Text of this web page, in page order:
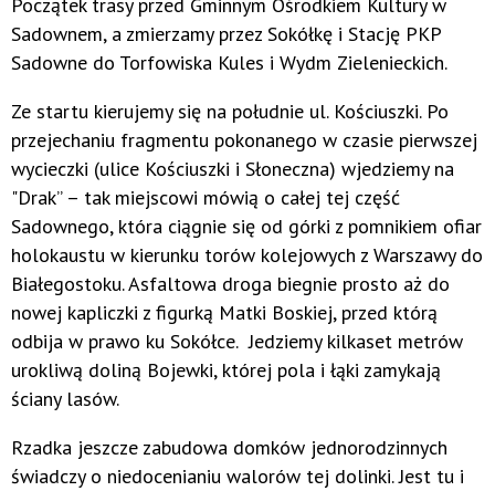
Początek trasy przed Gminnym Ośrodkiem Kultury w
Sadownem, a zmierzamy przez Sokółkę i Stację PKP
Sadowne do Torfowiska Kules i Wydm Zielenieckich.
Ze startu kierujemy się na południe ul. Kościuszki. Po
przejechaniu fragmentu pokonanego w czasie pierwszej
wycieczki (ulice Kościuszki i Słoneczna) wjedziemy na
"Drak” – tak miejscowi mówią o całej tej część
Sadownego, która ciągnie się od górki z pomnikiem ofiar
holokaustu w kierunku torów kolejowych z Warszawy do
Białegostoku. Asfaltowa droga biegnie prosto aż do
nowej kapliczki z figurką Matki Boskiej, przed którą
odbija w prawo ku Sokółce. Jedziemy kilkaset metrów
urokliwą doliną Bojewki, której pola i łąki zamykają
ściany lasów.
Rzadka jeszcze zabudowa domków jednorodzinnych
świadczy o niedocenianiu walorów tej dolinki. Jest tu i